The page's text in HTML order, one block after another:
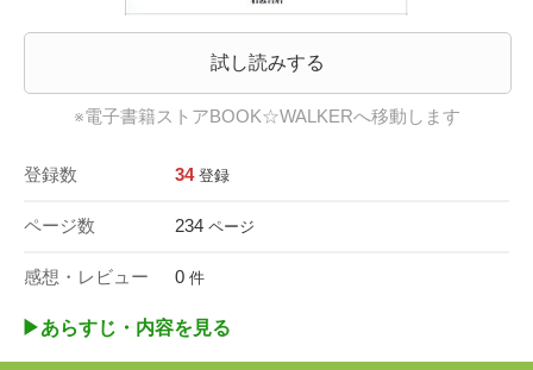
試し読みする
※電子書籍ストアBOOK☆WALKERへ移動します
登録数 34 登録
ページ数 234 ページ
感想・レビュー 0 件
▶︎あらすじ・内容を見る